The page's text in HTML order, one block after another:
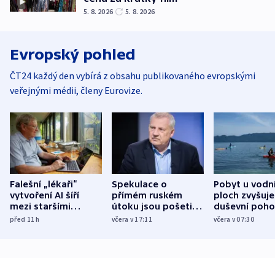
5. 8. 2026 5. 8. 2026
Evropský pohled
ČT24 každý den vybírá z obsahu publikovaného evropskými
veřejnými médii, členy Eurovize.
Falešní „lékaři“
vytvoření AI šíří
mezi staršími
Poláky nebezpečné
před 11h
Spekulace o
přímém ruském
útoku jsou pošetilé,
míní estonský
včera v 17:11
Pobyt u
ploch zvyšuje
duševní
ukázala
včera v 07:30